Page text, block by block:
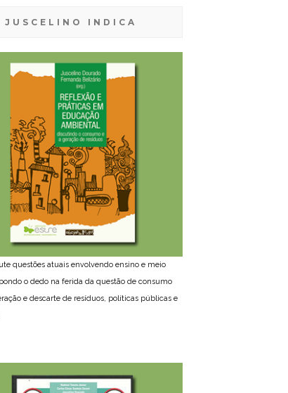
JUSCELINO INDICA
questões atuais envolvendo ensino e meio
o dedo na ferida da questão de consumo
e descarte de resíduos, políticas públicas e